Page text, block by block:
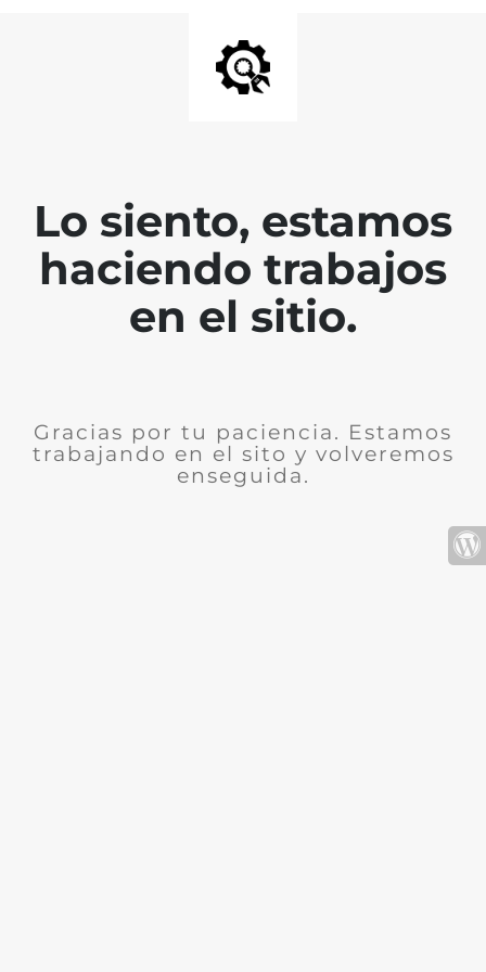
Lo siento, estamos
haciendo trabajos
en el sitio.
Gracias por tu paciencia. Estamos
trabajando en el sito y volveremos
enseguida.